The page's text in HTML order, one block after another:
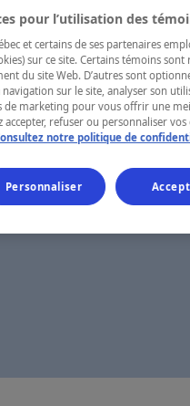
pour l’utilisation des
et certains de ses partenaires
sur ce site. Certains témoins
du site Web. D’autres sont
sur le site, analyser son
de marketing pour vous offrir une
accepter, refuser ou personnaliser
notre politique de
Personnaliser